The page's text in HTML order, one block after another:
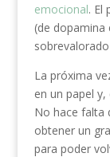
emocional. El
(de
La próxima
en un papel
No hace falta
obtener un
para poder